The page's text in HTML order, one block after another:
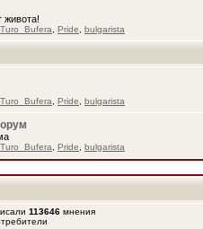
живота!
Turo_Bufera Pride bulgarista
Turo_Bufera Pride bulgarista
Turo_Bufera Pride bulgarista
113646 мнения